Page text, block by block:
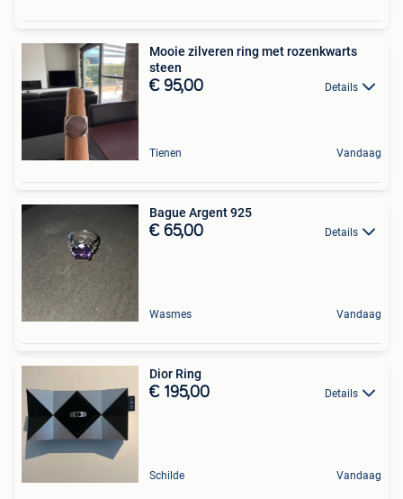
Mooie zilveren ring met rozenkwarts
steen
€ 95,00 Details
Tienen Vandaag
Bague Argent 925
€ 65,00 Details
Wasmes Vandaag
Dior Ring
€ 195,00 Details
Schilde Vandaag